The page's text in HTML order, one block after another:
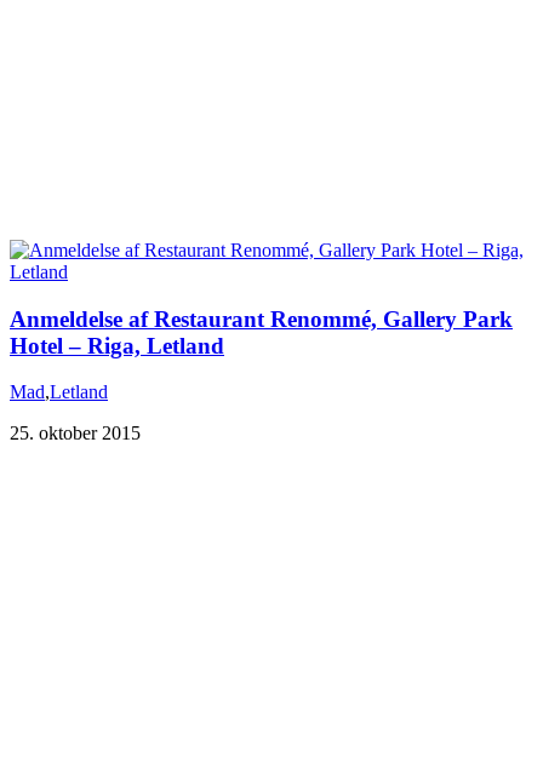
Anmeldelse af Restaurant Renommé, Gallery Park
Hotel – Riga, Letland
Mad,Letland
25. oktober 2015